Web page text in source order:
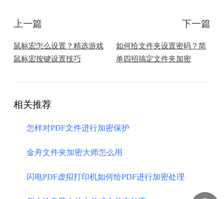
上一篇
鼠标宏怎么设置？精选游戏
鼠标宏按键设置技巧
下一篇
如何给文件夹设置密码？简
单四招搞定文件夹加密
相关推荐
怎样对PDF文件进行加密保护
金舟文件夹加密大师怎么用
闪电PDF虚拟打印机如何给PDF进行加密处理